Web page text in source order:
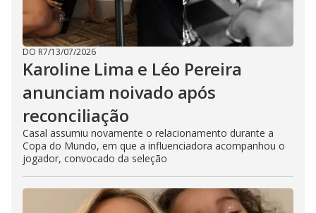
DO R7/13/07/2026
Karoline Lima e Léo Pereira
anunciam noivado após
reconciliação
Casal assumiu novamente o relacionamento durante a
Copa do Mundo, em que a influenciadora acompanhou o
jogador, convocado da seleção